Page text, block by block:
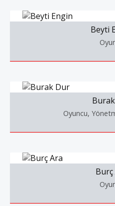
Beyti
Oyuncu,
Burç